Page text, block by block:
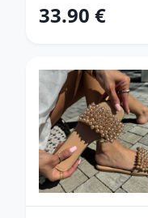
33.90 €